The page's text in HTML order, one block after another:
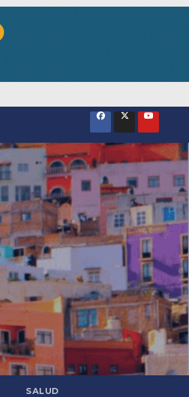
SALUD